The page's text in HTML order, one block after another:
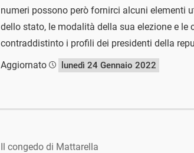
numeri possono però fornirci alcuni elementi
dello stato, le modalità della sua elezione e le
contraddistinto i profili dei presidenti della
Aggiornato
lunedì 24 Gennaio 2022
Il congedo di Mattarella